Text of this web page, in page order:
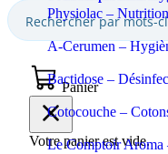
Physiolac –
A-Cerumen –
Bactidose –
Cotocouche –
Le Comptoir Aroma
Panier
Votre panier est vide.